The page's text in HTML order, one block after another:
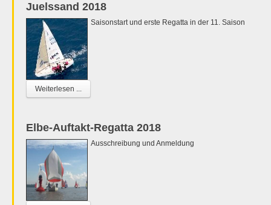
Juelssand 2018
Saisonstart und erste Regatta in der 11. Saison
Weiterlesen ...
Elbe-Auftakt-Regatta 2018
Ausschreibung und Anmeldung